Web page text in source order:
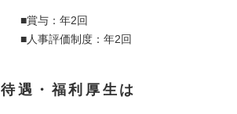
■賞与：年2回
■人事評価制度：年2回
待遇・福利厚生は